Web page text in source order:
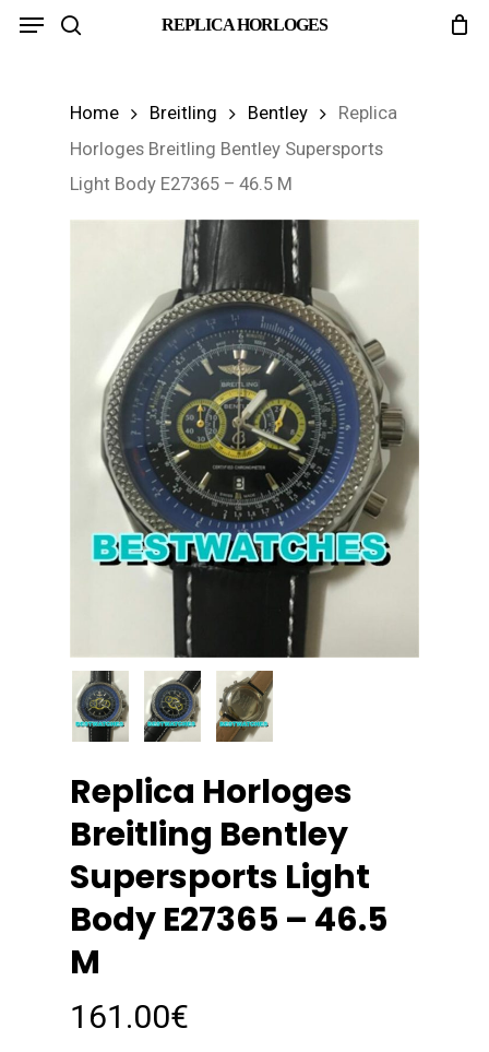
Skip
REPLICA HORLOGES
Menu
Home Breitling Bentley
Replica
Horloges Breitling Bentley Supersports
Light Body E27365 – 46.5 M
Replica Horloges
Breitling Bentley
Supersports Light
Body E27365 – 46.5
M
161.00€